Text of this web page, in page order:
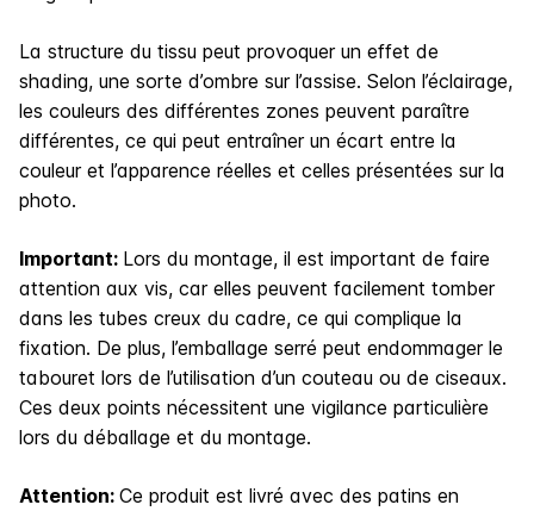
La structure du tissu peut provoquer un effet de
shading, une sorte d’ombre sur l’assise. Selon l’éclairage,
les couleurs des différentes zones peuvent paraître
différentes, ce qui peut entraîner un écart entre la
couleur et l’apparence réelles et celles présentées sur la
photo.
Important: Lors du montage, il est important de faire
attention aux vis, car elles peuvent facilement tomber
dans les tubes creux du cadre, ce qui complique la
fixation. De plus, l’emballage serré peut endommager le
tabouret lors de l’utilisation d’un couteau ou de ciseaux.
Ces deux points nécessitent une vigilance particulière
lors du déballage et du montage.
Attention: Ce produit est livré avec des patins en